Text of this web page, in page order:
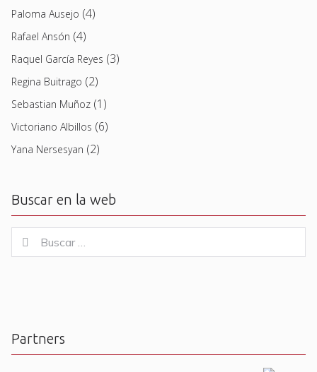
Paloma Ausejo (4)
Rafael Ansón (4)
Raquel García Reyes (3)
Regina Buitrago (2)
Sebastian Muñoz (1)
Victoriano Albillos (6)
Yana Nersesyan (2)
Buscar en la web
for:
Buscar
Partners